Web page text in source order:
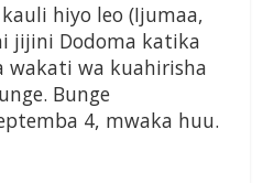
hiyo leo (Ijumaa,
jijini Dodoma katika
wakati wa kuahirisha
Bunge
4, mwaka huu.